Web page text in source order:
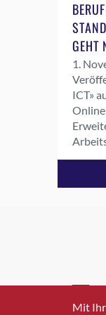
GEHT
1.
ICT»
Mit